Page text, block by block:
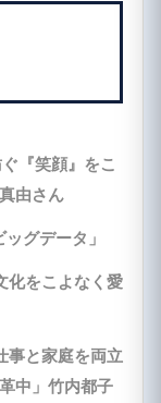
『笑顔』をこ
由さん
グデータ」
化をこよなく愛
事と家庭を両立
中」竹内都子